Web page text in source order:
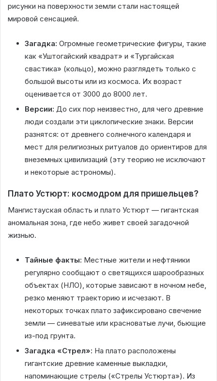
рисунки на поверхности земли стали настоящей
мировой сенсацией.
Загадка: Огромные геометрические фигуры, такие
как «Уштогайский квадрат» и «Тургайская
свастика» (кольцо), можно разглядеть только с
большой высоты или из космоса. Их возраст
оценивается от 3000 до 8000 лет.
Версии: До сих пор неизвестно, для чего древние
люди создали эти циклопические знаки. Версии
разнятся: от древнего солнечного календаря и
мест для религиозных ритуалов до ориентиров для
внеземных цивилизаций (эту теорию не исключают
и некоторые астрономы).
Плато Устюрт: космодром для пришельцев?
Мангистауская область и плато Устюрт — гигантская
аномальная зона, где небо живет своей загадочной
жизнью.
Тайные факты: Местные жители и нефтяники
регулярно сообщают о светящихся шарообразных
объектах (НЛО), которые зависают в ночном небе,
резко меняют траекторию и исчезают. В
некоторых точках плато зафиксировано свечение
земли — синеватые или красноватые лучи, бьющие
из-под грунта.
Загадка «Стрел»: На плато расположены
гигантские древние каменные выкладки,
напоминающие стрелы («Стрелы Устюрта»). Из